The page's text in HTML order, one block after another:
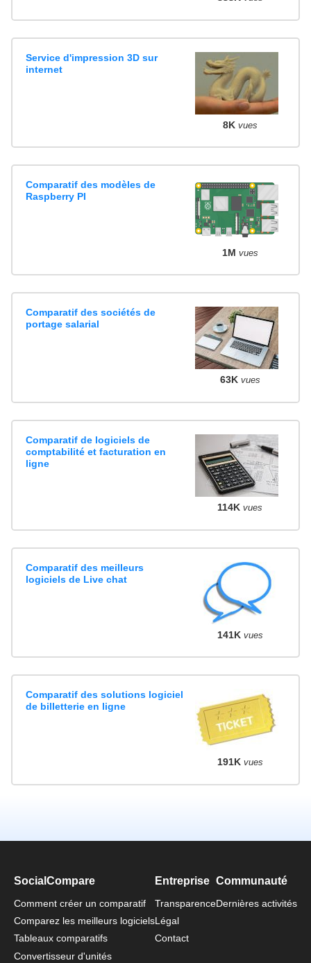
Service d'impression 3D sur
internet
8K vues
Comparatif des modèles de
Raspberry PI
1M vues
Comparatif des sociétés de
portage salarial
63K vues
Comparatif de logiciels de
comptabilité et facturation en
ligne
114K vues
Comparatif des meilleurs
logiciels de Live chat
141K vues
Comparatif des solutions logiciel
de billetterie en ligne
191K vues
SocialCompare
Comment créer un comparatif
Comparez les meilleurs logiciels
Tableaux comparatifs
Convertisseur d'unités
Entreprise
Transparence
Légal
Contact
Communauté
Dernières activités